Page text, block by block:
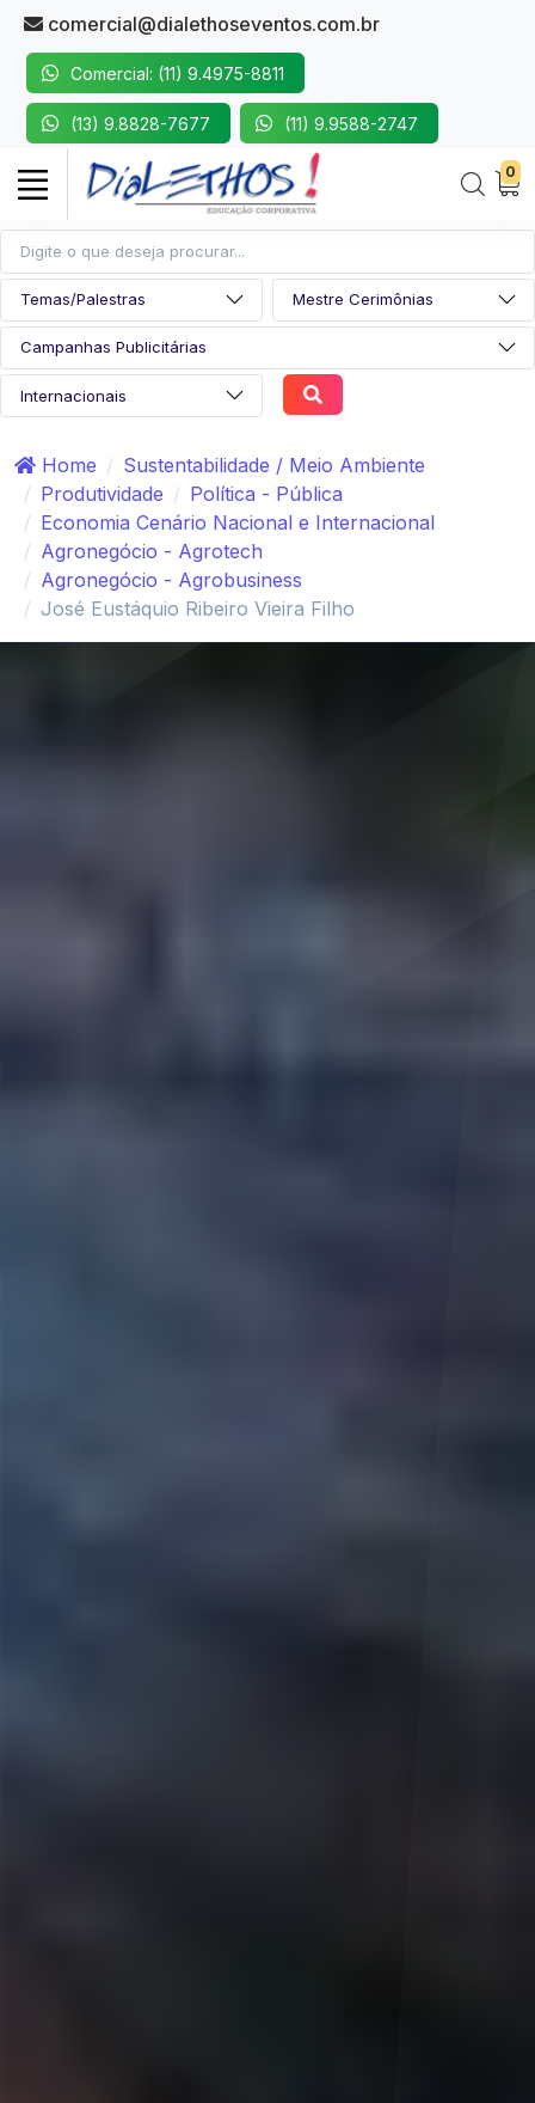
comercial@dialethoseventos.com.br
Comercial: (11) 9.4975-8811
(13) 9.8828-7677 (11) 9.9588-2747
0
Home
Sustentabilidade / Meio Ambiente
Produtividade
Política - Pública
Economia Cenário Nacional e Internacional
Agronegócio - Agrotech
Agronegócio - Agrobusiness
José Eustáquio Ribeiro Vieira Filho